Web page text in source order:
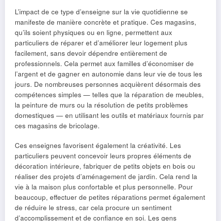
L’impact de ce type d’enseigne sur la vie quotidienne se
manifeste de manière concrète et pratique. Ces magasins,
qu’ils soient physiques ou en ligne, permettent aux
particuliers de réparer et d’améliorer leur logement plus
facilement, sans devoir dépendre entièrement de
professionnels. Cela permet aux familles d’économiser de
l’argent et de gagner en autonomie dans leur vie de tous les
jours. De nombreuses personnes acquièrent désormais des
compétences simples — telles que la réparation de meubles,
la peinture de murs ou la résolution de petits problèmes
domestiques — en utilisant les outils et matériaux fournis par
ces magasins de bricolage.
Ces enseignes favorisent également la créativité. Les
particuliers peuvent concevoir leurs propres éléments de
décoration intérieure, fabriquer de petits objets en bois ou
réaliser des projets d’aménagement de jardin. Cela rend la
vie à la maison plus confortable et plus personnelle. Pour
beaucoup, effectuer de petites réparations permet également
de réduire le stress, car cela procure un sentiment
d’accomplissement et de confiance en soi. Les gens